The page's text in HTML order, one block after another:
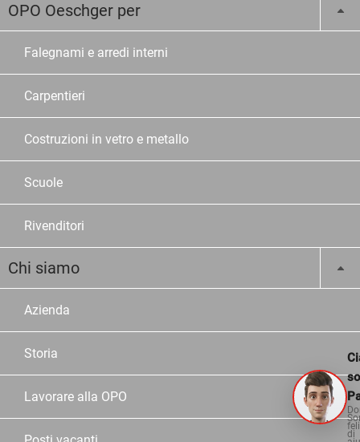
OPO Oeschger per
Falegnami e arredi interni
Carpentieri
Costruzioni in vetro e metallo
Scuole
Rivenditori
Chi siamo
Azienda
Storia
Lavorare alla OPO
di